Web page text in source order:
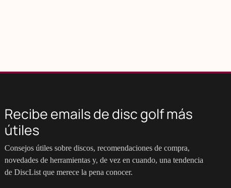
Recibe emails de disc golf más
útiles
Consejos útiles sobre discos, recomendaciones de compra,
novedades de herramientas y, de vez en cuando, una tendencia
de DiscList que merece la pena conocer.